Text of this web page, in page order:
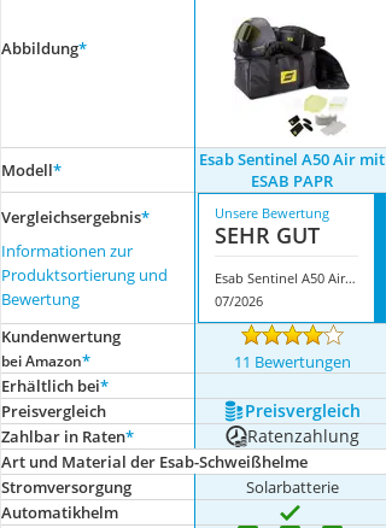
Abbildung*
Modell*
Esab Sentinel A50 Air mit
ESAB PAPR
Vergleichsergebnis*
Informationen zur
Produktsortierung und
Bewertung
Unsere Bewertung
SEHR GUT
Esab Sentinel A50 Air mit ESAB PAPR
07/2026
Kundenwertung
bei Amazon* 11 Bewertungen
Erhältlich bei*
Preis­vergleich
Preis­vergleich
Zahlbar in Raten* Ratenzahlung
Art und Material der Esab-Schweißhelme
Stromversorgung
Solarbatterie
Automatikhelm